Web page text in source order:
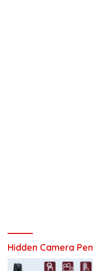
Hidden Camera Pen